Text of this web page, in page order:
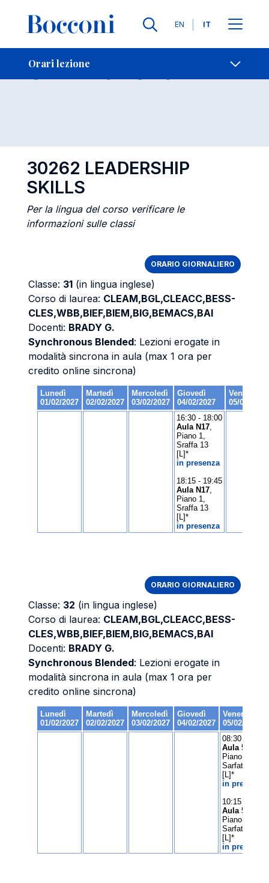
Lingue
EN IT
Orari lezione
-
Orari lezione Open
30262 LEADERSHIP
SKILLS
Per la lingua del corso verificare le
informazioni sulle classi
ORARIO GIORNALIERO
Classe: 31 (in lingua inglese)
Corso di laurea: CLEAM,BGL,CLEACC,BESS-
CLES,WBB,BIEF,BIEM,BIG,BEMACS,BAI
Docenti: BRADY G.
Synchronous Blended: Lezioni erogate in
modalità sincrona in aula (max 1 ora per
credito online sincrona)
ORARIO GIORNALIERO
Classe: 32 (in lingua inglese)
Corso di laurea: CLEAM,BGL,CLEACC,BESS-
CLES,WBB,BIEF,BIEM,BIG,BEMACS,BAI
Docenti: BRADY G.
Synchronous Blended: Lezioni erogate in
modalità sincrona in aula (max 1 ora per
credito online sincrona)